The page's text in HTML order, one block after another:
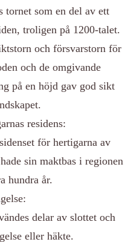
tornet som en del av ett
troligen på 1200-talet.
och försvarstorn för
och de omgivande
på en höjd gav god sikt
residens:
för hertigarna av
sin maktbas i regionen
hundra år.
delar av slottet och
eller häkte.